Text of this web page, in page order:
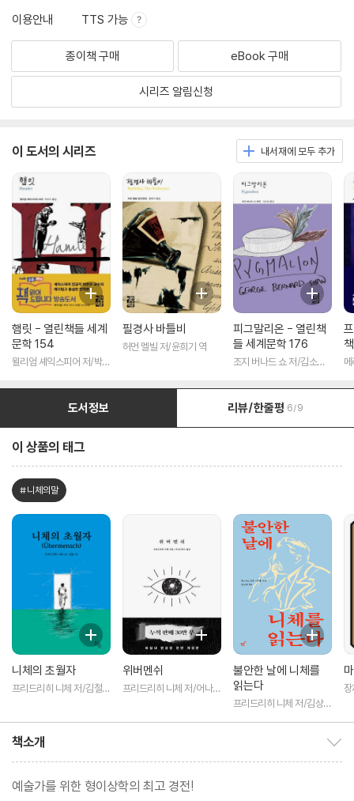
이용안내 TTS 가능
종이책 구매 eBook 구매
시리즈 알림신청
이 도서의 시리즈 내서재에 모두 추가
햄릿 - 열린책들 세계
문학 154
윌리엄 셰익스피어 저/박우
필경사 바틀비
허먼 멜빌 저/윤희기 역
피그말리온 - 열린책
들 세계문학 176
조지 버나드 쇼 저/김소임
도서정보 리뷰/한줄평 6/9
이 상품의 태그
#니체의말
니체의 초월자
프리드리히 니체 저/김철
위버멘쉬
프리드리히 니체 저/어나니
불안한 날에 니체를
읽는다
프리드리히 니체 저/김상현
책소개
예술가를 위한 형이상학의 최고 경전!